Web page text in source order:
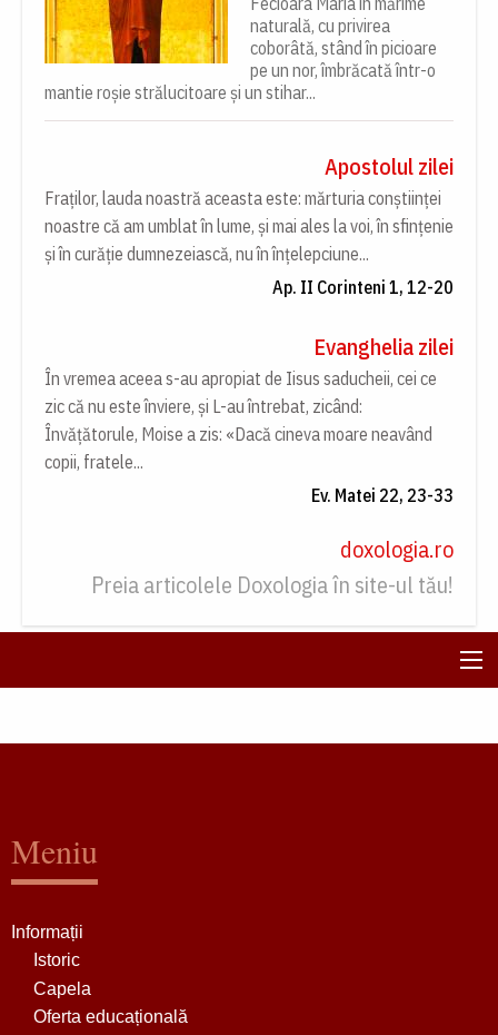
naturală, cu privirea
coborâtă, stând în picioare
pe un nor, îmbrăcată într-o
mantie roșie strălucitoare și un stihar...
Apostolul zilei
Fraților, lauda noastră aceasta este: mărturia conștiinței
noastre că am umblat în lume, și mai ales la voi, în sfințenie
și în curăție dumnezeiască, nu în înțelepciune...
Ap. II Corinteni 1, 12-20
Evanghelia zilei
În vremea aceea s-au apropiat de Iisus saducheii, cei ce
zic că nu este înviere, și L-au întrebat, zicând:
Învățătorule, Moise a zis: «Dacă cineva moare neavând
copii, fratele...
Ev. Matei 22, 23-33
doxologia.ro
Preia articolele Doxologia în site-ul tău!
Meniu
Informații
Istoric
Capela
Oferta educațională